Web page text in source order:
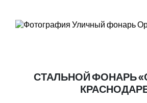
СТАЛЬНОЙ ФОНАРЬ